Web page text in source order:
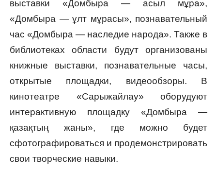
выставки «Домбыра — асыл мұра»,
«Домбыра — ұлт мұрасы», познавательный
час «Домбыра — наследие народа». Также в
библиотеках области будут организованы
книжные выставки, познавательные часы,
открытые площадки, видеообзоры. В
кинотеатре «Сарыжайлау» оборудуют
интерактивную площадку «Домбыра —
қазақтың жаны», где можно будет
сфотографироваться и продемонстрировать
свои творческие навыки.